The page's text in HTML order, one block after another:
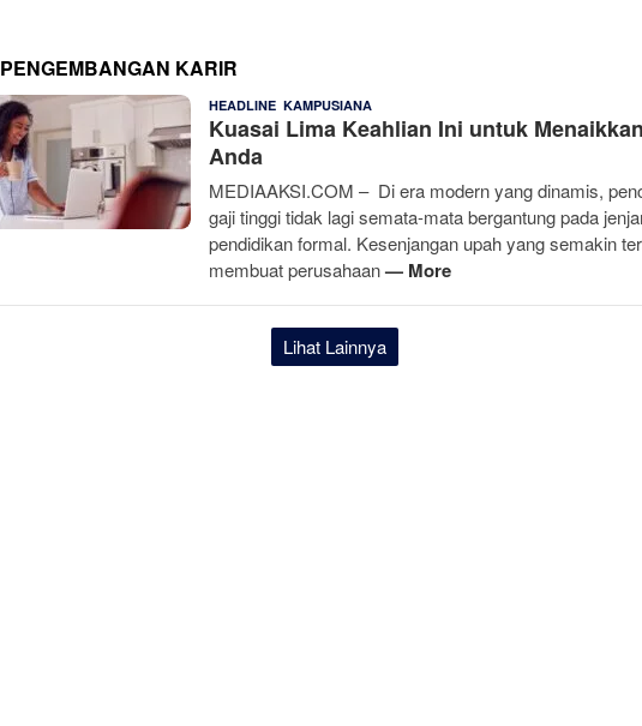
PENGEMBANGAN KARIR
HEADLINE KAMPUSIANA
Rahmania
Kuasai Lima Keahlian Ini untuk
Anda
MEDIAAKSI.COM – Di era modern yang dinamis,
gaji tinggi tidak lagi semata-mata bergantung pada
pendidikan formal. Kesenjangan upah yang semakin
membuat perusahaan— More
Lihat Lainnya